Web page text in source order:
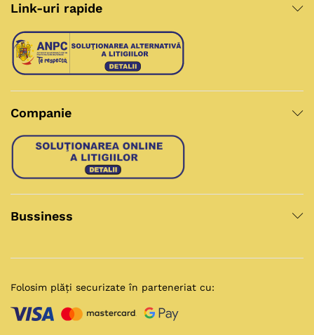
Link-uri rapide
Companie
Bussiness
Folosim plăți securizate în parteneriat cu: